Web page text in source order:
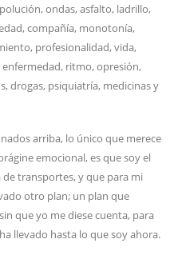
ondas, asfalto, ladrillo,
compañía, monotonía,
profesionalidad, vida,
ritmo, opresión,
drogas, psiquiatría, medicinas y
arriba, lo único que merece
emocional, es que soy el
transportes, y que para mi
otro plan; un plan que
que yo me diese cuenta, para
llevado hasta lo que soy ahora.